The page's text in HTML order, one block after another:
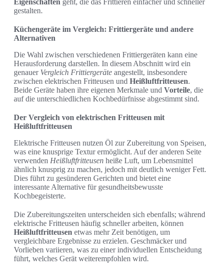
gestalten.
Küchengeräte im Vergleich: Frittiergeräte und andere
Alternativen
Die Wahl zwischen verschiedenen Frittiergeräten kann eine
Herausforderung darstellen. In diesem Abschnitt wird ein
genauer Vergleich Frittiergeräte angestellt, insbesondere
zwischen elektrischen Fritteusen und Heißluftfritteusen.
Beide Geräte haben ihre eigenen Merkmale und Vorteile, die
auf die unterschiedlichen Kochbedürfnisse abgestimmt sind.
Der Vergleich von elektrischen Fritteusen mit
Heißluftfritteusen
Elektrische Fritteusen nutzen Öl zur Zubereitung von Speisen,
was eine knusprige Textur ermöglicht. Auf der anderen Seite
verwenden Heißluftfritteusen heiße Luft, um Lebensmittel
ähnlich knusprig zu machen, jedoch mit deutlich weniger Fett.
Dies führt zu gesünderen Gerichten und bietet eine
interessante Alternative für gesundheitsbewusste
Kochbegeisterte.
Die Zubereitungszeiten unterscheiden sich ebenfalls; während
elektrische Fritteusen häufig schneller arbeiten, können
Heißluftfritteusen etwas mehr Zeit benötigen, um
vergleichbare Ergebnisse zu erzielen. Geschmäcker und
Vorlieben variieren, was zu einer individuellen Entscheidung
führt, welches Gerät weiterempfohlen wird.